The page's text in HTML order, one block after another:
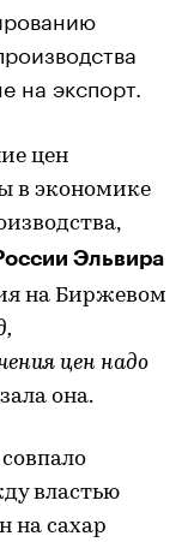
на экспорт.
цен
в экономике
Эльвира
на Биржевом
цен надо
она.
властью
на сахар